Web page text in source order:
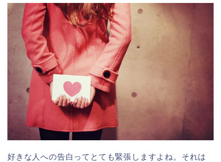
好きな人への告白ってとても緊張しますよね。それは